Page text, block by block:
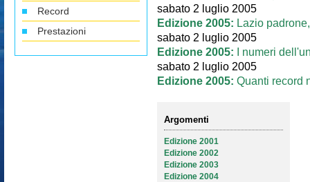
Record
Prestazioni
sabato 2 luglio 2005
Edizione 2005: Lazio
sabato 2 luglio 2005
Edizione 2005:
I numeri
sabato 2 luglio 2005
Edizione 2005: Quanti record
Argomenti
Edizione 2001
Edizione 2002
Edizione 2003
Edizione 2004